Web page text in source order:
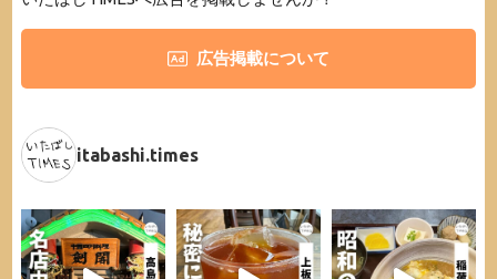
広告掲載について
itabashi.times